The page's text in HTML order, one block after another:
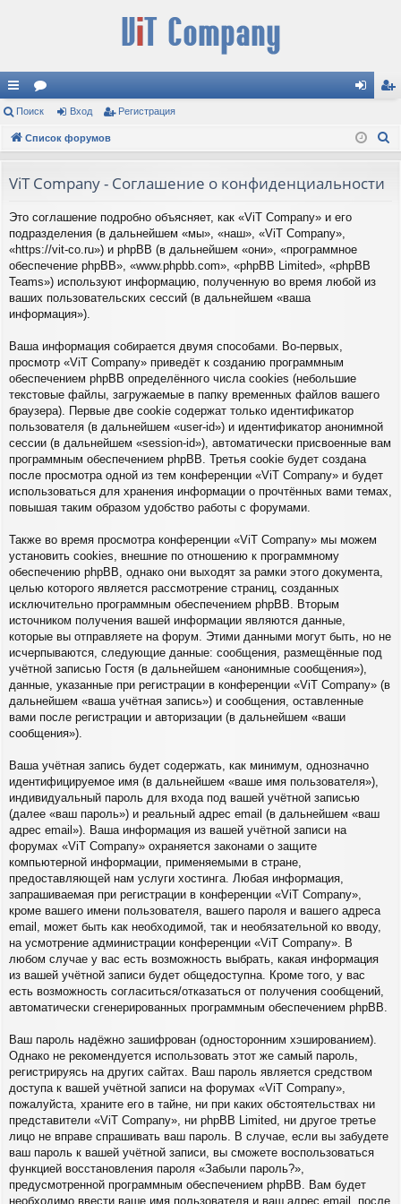
с
ы
и
ор
ум д ис
ац
Поиск Вход Регистрация
Список форумов
ViT Company - Соглашение о конфиденциальности
Это соглашение подробно объясняет, как «ViT Company» и его
подразделения (в дальнейшем «мы», «наш», «ViT Company»,
«https://vit-co.ru») и phpBB (в дальнейшем «они», «программное
обеспечение phpBB», «www.phpbb.com», «phpBB Limited», «phpBB
Teams») используют информацию, полученную во время любой из
ваших пользовательских сессий (в дальнейшем «ваша
информация»).
Ваша информация собирается двумя способами. Во-первых,
просмотр «ViT Company» приведёт к созданию программным
обеспечением phpBB определённого числа cookies (небольшие
текстовые файлы, загружаемые в папку временных файлов вашего
браузера). Первые две cookie содержат только идентификатор
пользователя (в дальнейшем «user-id») и идентификатор анонимной
сессии (в дальнейшем «session-id»), автоматически присвоенные вам
программным обеспечением phpBB. Третья cookie будет создана
после просмотра одной из тем конференции «ViT Company» и будет
использоваться для хранения информации о прочтённых вами темах,
повышая таким образом удобство работы с форумами.
Также во время просмотра конференции «ViT Company» мы можем
установить cookies, внешние по отношению к программному
обеспечению phpBB, однако они выходят за рамки этого документа,
целью которого является рассмотрение страниц, созданных
исключительно программным обеспечением phpBB. Вторым
источником получения вашей информации являются данные,
которые вы отправляете на форум. Этими данными могут быть, но не
исчерпываются, следующие данные: сообщения, размещённые под
учётной записью Гостя (в дальнейшем «анонимные сообщения»),
данные, указанные при регистрации в конференции «ViT Company» (в
дальнейшем «ваша учётная запись») и сообщения, оставленные
вами после регистрации и авторизации (в дальнейшем «ваши
сообщения»).
Ваша учётная запись будет содержать, как минимум, однозначно
идентифицируемое имя (в дальнейшем «ваше имя пользователя»),
индивидуальный пароль для входа под вашей учётной записью
(далее «ваш пароль») и реальный адрес email (в дальнейшем «ваш
адрес email»). Ваша информация из вашей учётной записи на
форумах «ViT Company» охраняется законами о защите
компьютерной информации, применяемыми в стране,
предоставляющей нам услуги хостинга. Любая информация,
запрашиваемая при регистрации в конференции «ViT Company»,
кроме вашего имени пользователя, вашего пароля и вашего адреса
email, может быть как необходимой, так и необязательной ко вводу,
на усмотрение администрации конференции «ViT Company». В
любом случае у вас есть возможность выбрать, какая информация
из вашей учётной записи будет общедоступна. Кроме того, у вас
есть возможность согласиться/отказаться от получения сообщений,
автоматически сгенерированных программным обеспечением phpBB.
Ваш пароль надёжно зашифрован (односторонним хэшированием).
Однако не рекомендуется использовать этот же самый пароль,
регистрируясь на других сайтах. Ваш пароль является средством
доступа к вашей учётной записи на форумах «ViT Company»,
пожалуйста, храните его в тайне, ни при каких обстоятельствах ни
представители «ViT Company», ни phpBB Limited, ни другое третье
лицо не вправе спрашивать ваш пароль. В случае, если вы забудете
ваш пароль к вашей учётной записи, вы сможете воспользоваться
функцией восстановления пароля «Забыли пароль?»,
предусмотренной программным обеспечением phpBB. Вам будет
необходимо ввести ваше имя пользователя и ваш адрес email, после